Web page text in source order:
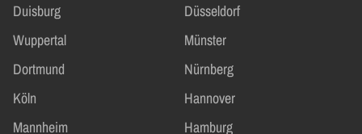
Duisburg
Düsseldorf
Wuppertal
Münster
Dortmund
Nürnberg
Köln
Hannover
Mannheim
Hamburg